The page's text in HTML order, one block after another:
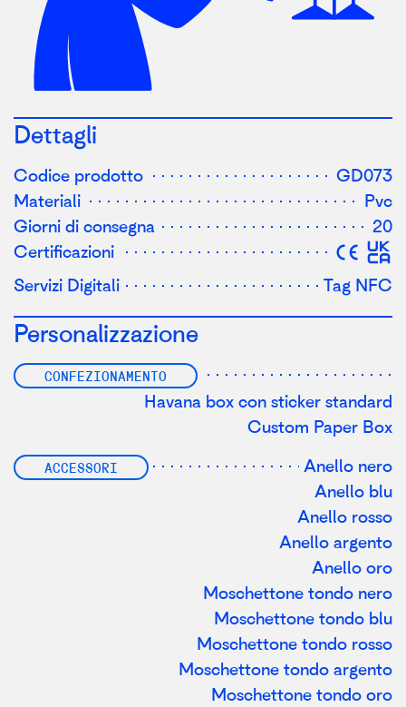
Dettagli
Codice prodotto
GD073
Materiali
Pvc
Giorni di consegna
20
Certificazioni
Servizi Digitali
Tag NFC
Personalizzazione
CONFEZIONAMENTO
Havana box con sticker standard
Custom Paper Box
ACCESSORI
Anello nero
Anello blu
Anello rosso
Anello argento
Anello oro
Moschettone tondo nero
Moschettone tondo blu
Moschettone tondo rosso
Moschettone tondo argento
Moschettone tondo oro